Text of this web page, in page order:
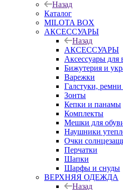
Назад
Каталог
MILOTA BOX
АКСЕССУАРЫ
Назад
АКСЕССУАРЫ
Аксессуары для
Бижутерия и
Варежки
Галстуки,
Зонты
Кепки и панамы
Комплекты
Мешки для
Наушники
Очки
Перчатки
Шапки
Шарфы и снуды
ВЕРХНЯЯ ОДЕЖДА
Назад